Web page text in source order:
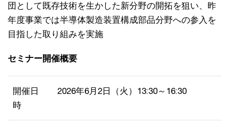
団として既存技術を生かした新分野の開拓を狙い、昨
年度事業では半導体製造装置構成部品分野への参入を
目指した取り組みを実施
セミナー開催概要
開催日
時
2026年6月2日（火）13:30～16:30